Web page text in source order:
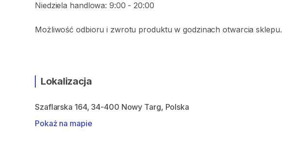
Niedziela handlowa: 9:00 - 20:00
Możliwość odbioru i zwrotu produktu w godzinach otwarcia sklepu.
Lokalizacja
Szaflarska 164, 34-400 Nowy Targ, Polska
Pokaż na mapie